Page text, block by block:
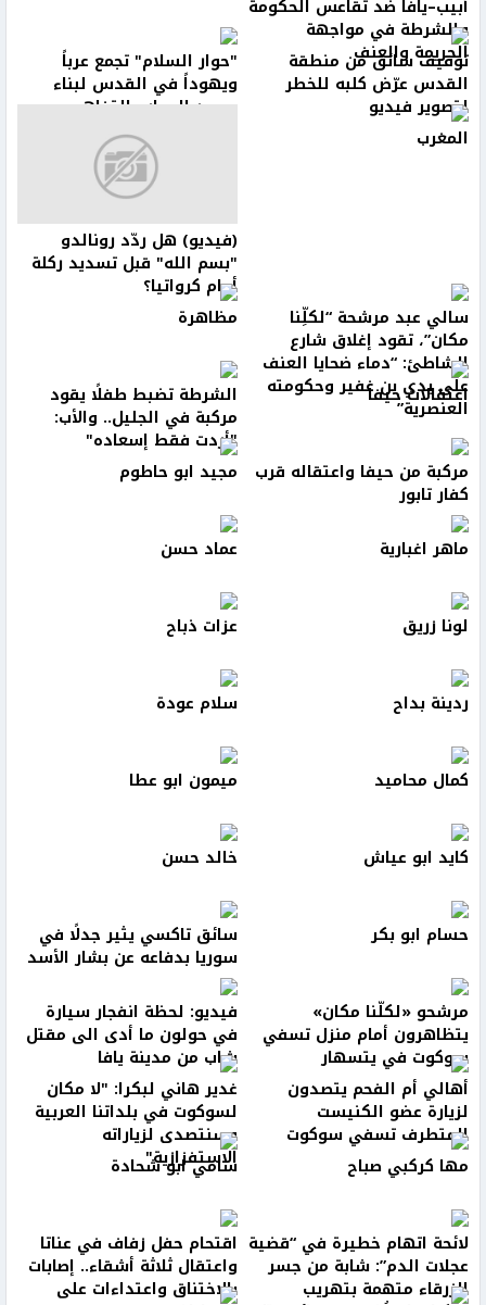
أبيب–يافا ضد تقاعس الحكومة
والشرطة في مواجهة
الجريمة والعنف
توقيف سائق من منطقة
القدس عرّض كلبه للخطر
لتصوير فيديو
"حوار السلام" تجمع عرباً
ويهوداً في القدس لبناء
جسور الحوار والتفاهم
المغرب
(فيديو) هل ردّد رونالدو
"بسم الله" قبل تسديد ركلة
أمام كرواتيا؟
سالي عبد مرشحة “لكلِّنا
مكان”، تقود إغلاق شارع
الشاطئ: “دماء ضحايا العنف
على يدي بن غفير وحكومته
العنصرية”
مظاهرة
اعتقالات حيفا الشرطة تضبط طفلًا يقود
مركبة في الجليل.. والأب:
"أردت فقط إسعاده"
مركبة من حيفا واعتقاله قرب
كفار تابور
مجيد ابو حاطوم
ماهر اغبارية عماد حسن
لونا زريق عزات ذباح
ردينة بداح سلام عودة
كمال محاميد ميمون ابو عطا
كايد ابو عياش خالد حسن
حسام ابو بكر سائق تاكسي يثير جدلًا في
سوريا بدفاعه عن بشار الأسد
مرشحو «لكلّنا مكان»
يتظاهرون أمام منزل تسفي
سوكوت في يتسهار
فيديو: لحظة انفجار سيارة
في حولون ما أدى الى مقتل
شاب من مدينة يافا
أهالي أم الفحم يتصدون
لزيارة عضو الكنيست
المتطرف تسفي سوكوت
غدير هاني لبكرا: "لا مكان
لسوكوت في بلداتنا العربية
وسنتصدى لزياراته
الاستفزازية" مها كركبي صباح سامي ابو شحادة
لائحة اتهام خطيرة في “قضية
عجلات الدم”: شابة من جسر
الزرقاء متهمة بتهريب
اقتحام حفل زفاف في عناتا
واعتقال ثلاثة أشقاء.. إصابات
بالاختناق واعتداءات على